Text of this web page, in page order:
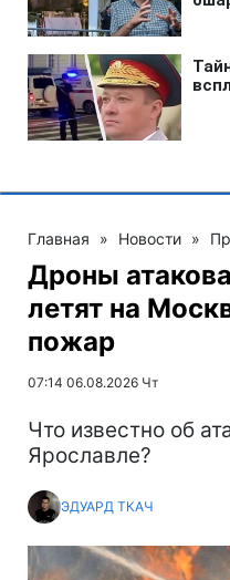
Главная » Новости »
Дроны
летят на
пожар
07:14 06.08.2026 Чт
Что известно об
Ярославле?
ЭДУАРД ТКАЧ